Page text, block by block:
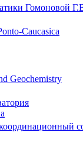
Гомоновой
Caucasica
Geochemistry